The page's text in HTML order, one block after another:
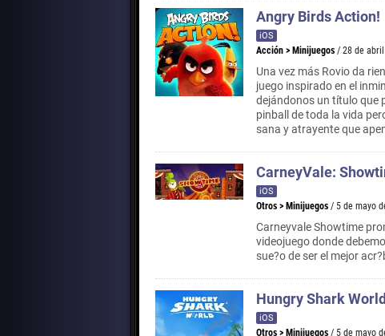
Angry Birds Action!
iOS
Acción > Minijuegos / 28 de
Una vez más Rovio da
juego inspirado en el
dejándonos un título que
pinball de toda la vida
sana y atrayente que
CarneyVale:
iOS
Otros > Minijuegos / 5 de mayo
Carneyvale Showtime
videojuego donde
sue?o de ser el mejor
Hungry Shark World
iOS
Otros > Minijuegos / 5 de mayo